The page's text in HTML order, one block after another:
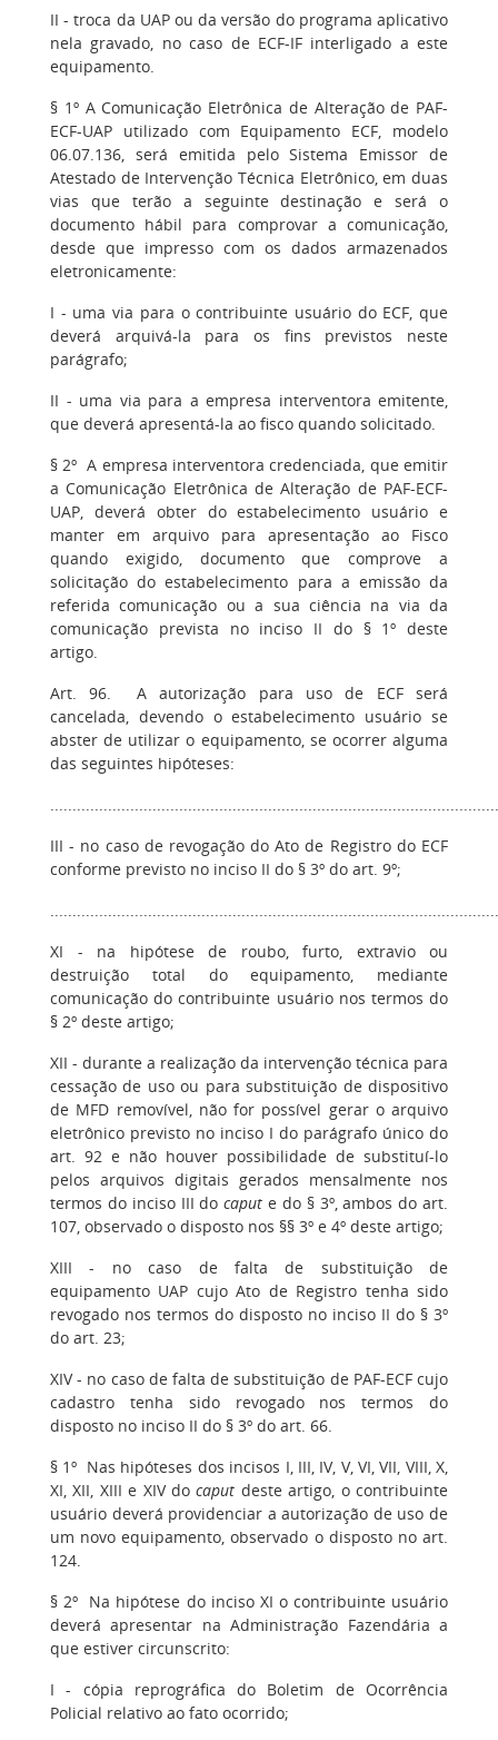
II - troca da UAP ou da versão do programa aplicativo
nela gravado, no caso de ECF-IF interligado a este
equipamento.
§ 1º A Comunicação Eletrônica de Alteração de PAF-
ECF-UAP utilizado com Equipamento ECF, modelo
06.07.136, será emitida pelo Sistema Emissor de
Atestado de Intervenção Técnica Eletrônico, em duas
vias que terão a seguinte destinação e será o
documento hábil para comprovar a comunicação,
desde que impresso com os dados armazenados
eletronicamente:
I - uma via para o contribuinte usuário do ECF, que
deverá arquivá-la para os fins previstos neste
parágrafo;
II - uma via para a empresa interventora emitente,
que deverá apresentá-la ao fisco quando solicitado.
§ 2º A empresa interventora credenciada, que emitir
a Comunicação Eletrônica de Alteração de PAF-ECF-
UAP, deverá obter do estabelecimento usuário e
manter em arquivo para apresentação ao Fisco
quando exigido, documento que comprove a
solicitação do estabelecimento para a emissão da
referida comunicação ou a sua ciência na via da
comunicação prevista no inciso II do § 1º deste
artigo.
Art. 96. A autorização para uso de ECF será
cancelada, devendo o estabelecimento usuário se
abster de utilizar o equipamento, se ocorrer alguma
das seguintes hipóteses:
III - no caso de revogação do Ato de Registro do ECF
conforme previsto no inciso II do § 3º do art. 9º;
XI - na hipótese de roubo, furto, extravio ou
destruição total do equipamento, mediante
comunicação do contribuinte usuário nos termos do
§ 2º deste artigo;
XII - durante a realização da intervenção técnica para
cessação de uso ou para substituição de dispositivo
de MFD removível, não for possível gerar o arquivo
eletrônico previsto no inciso I do parágrafo único do
art. 92 e não houver possibilidade de substituí-lo
pelos arquivos digitais gerados mensalmente nos
termos do inciso III docaput e do § 3º, ambos do art.
107, observado o disposto nos §§ 3º e 4º deste artigo;
XIII - no caso de falta de substituição de
equipamento UAP cujo Ato de Registro tenha sido
revogado nos termos do disposto no inciso II do § 3º
do art. 23;
XIV - no caso de falta de substituição de PAF-ECF cujo
cadastro tenha sido revogado nos termos do
disposto no inciso II do § 3º do art. 66.
§ 1º Nas hipóteses dos incisos I, III, IV, V, VI, VII, VIII, X,
XI, XII, XIII e XIV docaput deste artigo, o contribuinte
usuário deverá providenciar a autorização de uso de
um novo equipamento, observado o disposto no art.
124.
§ 2º Na hipótese do inciso XI o contribuinte usuário
deverá apresentar na Administração Fazendária a
que estiver circunscrito:
I - cópia reprográfica do Boletim de Ocorrência
Policial relativo ao fato ocorrido;